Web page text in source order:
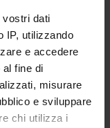
dati
IP, utilizzando
e accedere
fine di
misurare
e sviluppare
chi utilizza i